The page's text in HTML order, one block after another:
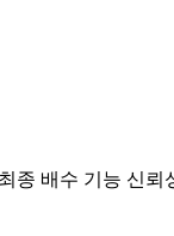
종 배수 기능 신뢰